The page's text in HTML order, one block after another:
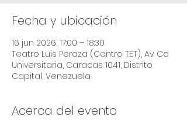
Fecha y ubicación
16 jun 2026, 17:00 – 18:30
Teatro Luis Peraza (Centro TET), Av. Cd
Universitaria, Caracas 1041, Distrito
Capital, Venezuela
Acerca del evento